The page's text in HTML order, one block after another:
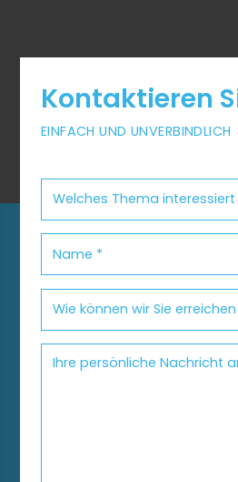
Kontaktieren
EINFACH UND UNVERBINDLICH